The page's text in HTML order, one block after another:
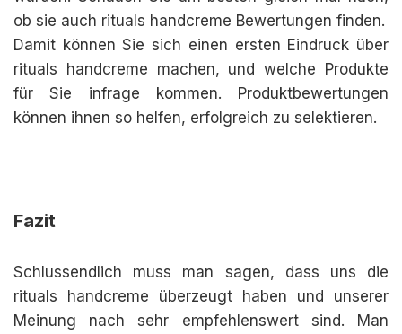
ob sie auch rituals handcreme Bewertungen finden.
Damit können Sie sich einen ersten Eindruck über
rituals handcreme machen, und welche Produkte
für Sie infrage kommen. Produktbewertungen
können ihnen so helfen, erfolgreich zu selektieren.
Fazit
Schlussendlich muss man sagen, dass uns die
rituals handcreme überzeugt haben und unserer
Meinung nach sehr empfehlenswert sind. Man